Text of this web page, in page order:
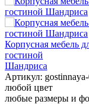
Корпусная мебель
гостиной
Шандриса
Артикул:
любой цвет
любые размеры и